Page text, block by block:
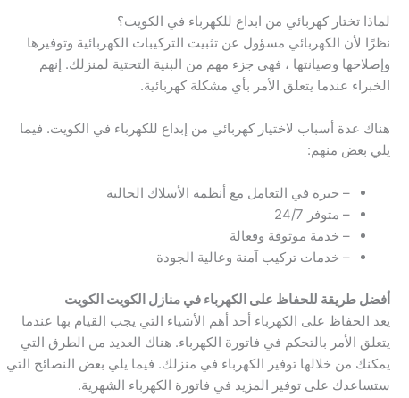
لماذا تختار كهربائي من ابداع للكهرباء في الكويت؟
نظرًا لأن الكهربائي مسؤول عن تثبيت التركيبات الكهربائية وتوفيرها
وإصلاحها وصيانتها ، فهي جزء مهم من البنية التحتية لمنزلك. إنهم
الخبراء عندما يتعلق الأمر بأي مشكلة كهربائية.
هناك عدة أسباب لاختيار كهربائي من إبداع للكهرباء في الكويت. فيما
يلي بعض منهم:
– خبرة في التعامل مع أنظمة الأسلاك الحالية
– متوفر 24/7
– خدمة موثوقة وفعالة
– خدمات تركيب آمنة وعالية الجودة
أفضل طريقة للحفاظ على الكهرباء في منازل الكويت الكويت
يعد الحفاظ على الكهرباء أحد أهم الأشياء التي يجب القيام بها عندما
يتعلق الأمر بالتحكم في فاتورة الكهرباء. هناك العديد من الطرق التي
يمكنك من خلالها توفير الكهرباء في منزلك. فيما يلي بعض النصائح التي
ستساعدك على توفير المزيد في فاتورة الكهرباء الشهرية.